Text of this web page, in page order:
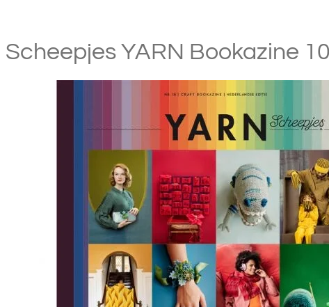
Scheepjes YARN Bookazine